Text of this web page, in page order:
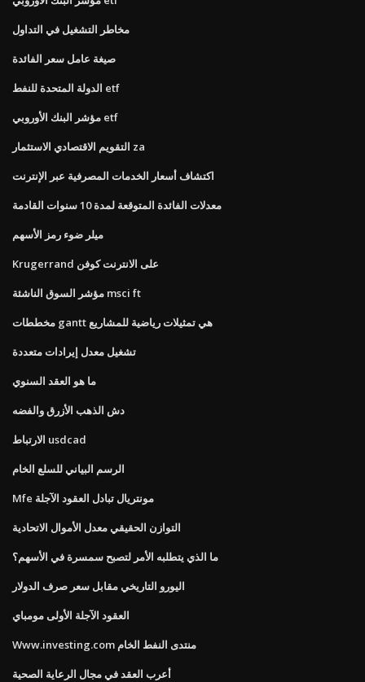
مخاطر التشغيل في التداول
صيغة عامل سعر الفائدة
الدولة المتحدة للنفط etf
مؤشر البنك الأوروبي etf
التقويم الاقتصادي الاستثمار za
اكتشاف أسعار الخدمات المصرفية عبر الإنترنت
معدلات الفائدة المتوقعة لمدة 10 سنوات القادمة
ميلر ضوء رمز الأسهم
Krugerrand على الانترنت كوفن
مؤشر السوق الناشئة msci ft
مخططات gantt هي تمثيلات رياضية للمشاريع
تشغيل معدل إيرادات متعددة
ما هو العقد السنوي
دش الذهب الأزرق والفضه
الارتباط usdcad
الرسم البياني للسلع الخام
Mfe مونتريال تبادل العقود الآجلة
التوازن الحقيقي معدل الأموال الاتحادية
ما الذي يتطلبه الأمر لتصبح سمسرة في الأسهم؟
اليورو التاريخي مقابل سعر صرف الدولار
العقود الآجلة الأولى مومباي
Www.investing.com منتدى النفط الخام
أعرب العقد في مجال الرعاية الصحية